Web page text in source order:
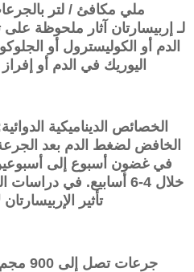
ملي مكافئ / لتر
لـ إربيسارتان آثار ملحوظة على
الدم أو الكوليسترول أو
اليوريك في الدم أو
الخصائص الديناميكية
الخافض لضغط الدم بعد
في غضون أسبوع إلى
خلال 4-6 أسابيع. في
تأثير
جرعات